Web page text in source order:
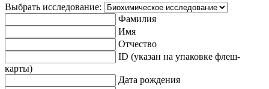
Выбрать исследование:
Фамилия
Имя
Отчество
ID (указан на упаковке флеш-
карты)
Дата рождения